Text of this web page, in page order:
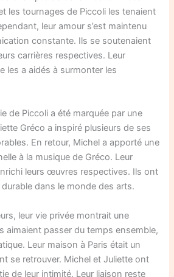
les tournages de Piccoli les tenaient
leur amour s’est maintenu
constante. Ils se soutenaient
carrières respectives. Leur
les a aidés à surmonter les
de Piccoli a été marquée par une
Gréco a inspiré plusieurs de ses
En retour, Michel a apporté une
à la musique de Gréco. Leur
leurs œuvres respectives. Ils ont
dans le monde des arts.
leur vie privée montrait une
aimaient passer du temps ensemble,
Leur maison à Paris était un
se retrouver. Michel et Juliette ont
de leur intimité. Leur liaison reste